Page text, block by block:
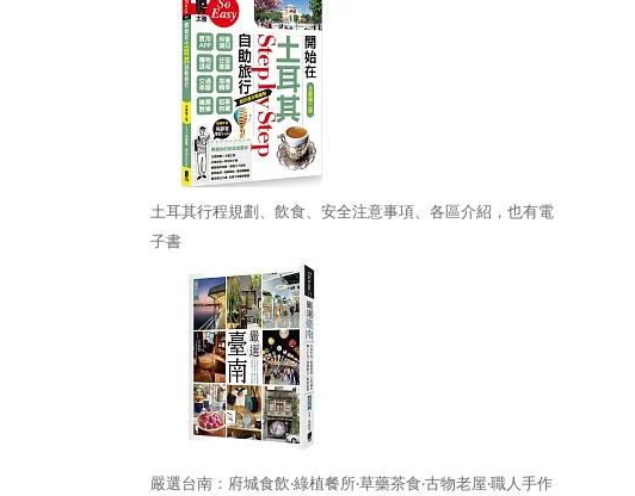
土耳其行程規劃、飲食、安全注意事項、各區介紹，也有電
子書
嚴選台南：府城食飲‧綠植餐所‧草藥茶食‧古物老屋‧職人手作